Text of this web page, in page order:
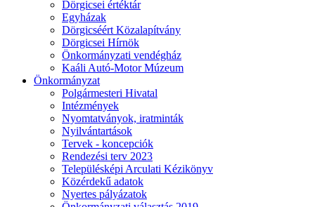
Dörgicsei értéktár
Egyházak
Dörgicséért Közalapítvány
Dörgicsei Hírnök
Önkormányzati vendégház
Kaáli Autó-Motor Múzeum
Önkormányzat
Polgármesteri Hivatal
Intézmények
Nyomtatványok, iratminták
Nyilvántartások
Tervek - koncepciók
Rendezési terv 2023
Településképi Arculati Kézikönyv
Közérdekű adatok
Nyertes pályázatok